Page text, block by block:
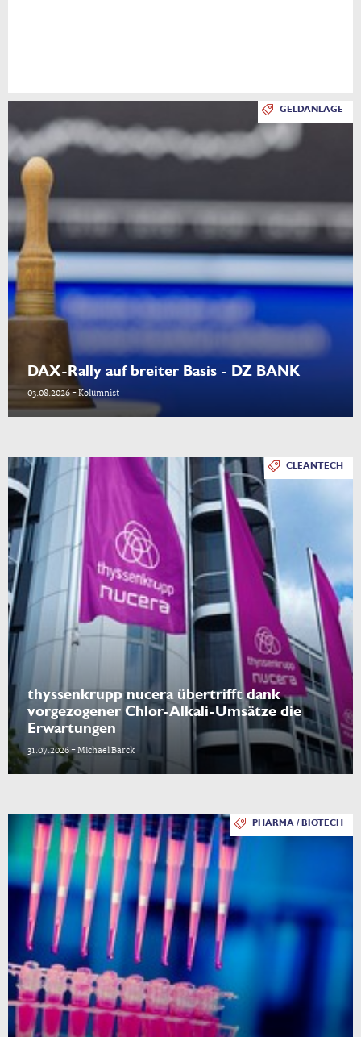
GELDANLAGE
DAX-Rally auf breiter Basis - DZ BANK
03.08.2026 - Kolumnist
CLEANTECH
thyssenkrupp nucera übertrifft dank
vorgezogener Chlor-Alkali-Umsätze die
Erwartungen
31.07.2026 - Michael Barck
PHARMA / BIOTECH